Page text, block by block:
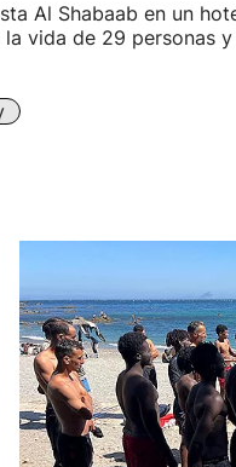
Al Shabaab en un
vida de 29 personas